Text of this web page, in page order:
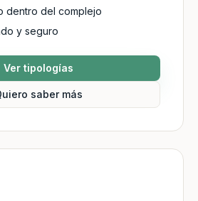
dentro del complejo
y seguro
Ver tipologías
saber más